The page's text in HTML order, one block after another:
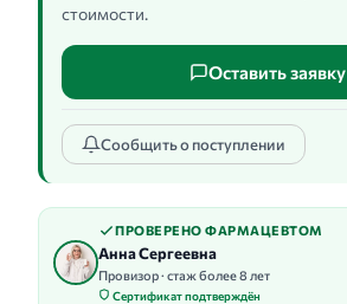
стоимости.
Оставить заявку
Сообщить о поступлении
ПРОВЕРЕНО ФАРМАЦЕВТОМ
Анна Сергеевна
Провизор · стаж более 8 лет
Сертификат подтверждён